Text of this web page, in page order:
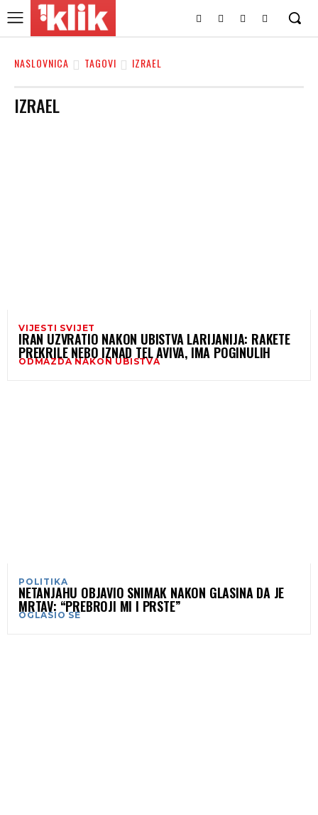
NASLOVNICA TAGOVI IZRAEL
IZRAEL
VIJESTI SVIJET
IRAN UZVRATIO NAKON UBISTVA LARIJANIJA: RAKETE
PREKRILE NEBO IZNAD TEL AVIVA, IMA POGINULIH
ODMAZDA NAKON UBISTVA
POLITIKA
NETANJAHU OBJAVIO SNIMAK NAKON GLASINA DA JE
MRTAV: “PREBROJI MI I PRSTE”
OGLASIO SE